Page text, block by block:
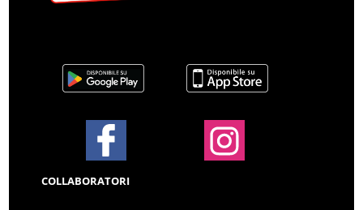
COLLABORATORI